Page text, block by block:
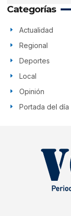
Categorías
Actualidad
Regional
Deportes
Local
Opinión
Portada del día